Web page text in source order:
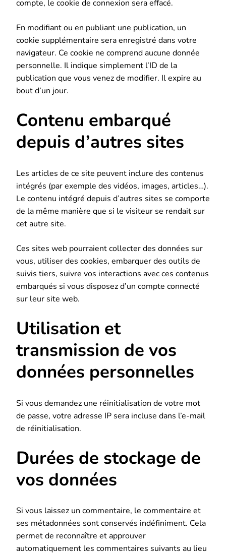
compte, le cookie de connexion sera effacé.
En modifiant ou en publiant une publication, un
cookie supplémentaire sera enregistré dans votre
navigateur. Ce cookie ne comprend aucune donnée
personnelle. Il indique simplement l’ID de la
publication que vous venez de modifier. Il expire au
bout d’un jour.
Contenu embarqué
depuis d’autres sites
Les articles de ce site peuvent inclure des contenus
intégrés (par exemple des vidéos, images, articles…).
Le contenu intégré depuis d’autres sites se comporte
de la même manière que si le visiteur se rendait sur
cet autre site.
Ces sites web pourraient collecter des données sur
vous, utiliser des cookies, embarquer des outils de
suivis tiers, suivre vos interactions avec ces contenus
embarqués si vous disposez d’un compte connecté
sur leur site web.
Utilisation et
transmission de vos
données personnelles
Si vous demandez une réinitialisation de votre mot
de passe, votre adresse IP sera incluse dans l’e-mail
de réinitialisation.
Durées de stockage de
vos données
Si vous laissez un commentaire, le commentaire et
ses métadonnées sont conservés indéfiniment. Cela
permet de reconnaître et approuver
automatiquement les commentaires suivants au lieu